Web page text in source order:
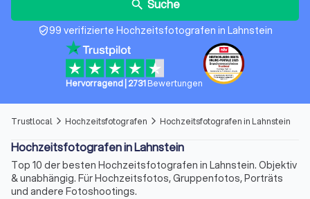
search Suche
verified_user99 verifizierte Hochzeitsfotografen in Lahnstein
Hervorragend| 2731 Bewertungen
Trustlocal arrow_forward_ios Hochzeitsfotografen arrow_forward_ios Hochzeitsfotografen in Lahnstein
Hochzeitsfotografen in Lahnstein
Top 10 der besten Hochzeitsfotografen in Lahnstein. Objektiv
& unabhängig. Für Hochzeitsfotos, Gruppenfotos, Porträts
und andere Fotoshootings.